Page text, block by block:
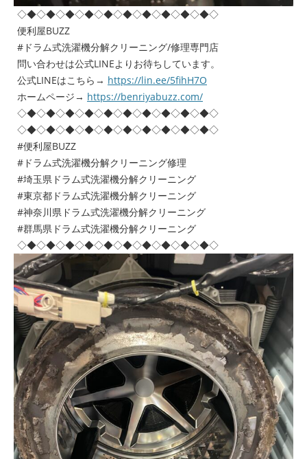
◇◆◇◆◇◆◇◆◇◆◇◆◇◆◇◆◇◆◇◆◇
便利屋BUZZ
#ドラム式洗濯機分解クリーニング/修理専門店
問い合わせは公式LINEよりお待ちしています。
公式LINEはこちら→ https://lin.ee/5fihH7O
ホームページ→ https://benriyabuzz.com/
◇◆◇◆◇◆◇◆◇◆◇◆◇◆◇◆◇◆◇◆◇
◇◆◇◆◇◆◇◆◇◆◇◆◇◆◇◆◇◆◇◆◇
#便利屋BUZZ
#ドラム式洗濯機分解クリーニング修理
#埼玉県ドラム式洗濯機分解クリーニング
#東京都ドラム式洗濯機分解クリーニング
#神奈川県ドラム式洗濯機分解クリーニング
#群馬県ドラム式洗濯機分解クリーニング
◇◆◇◆◇◆◇◆◇◆◇◆◇◆◇◆◇◆◇◆◇